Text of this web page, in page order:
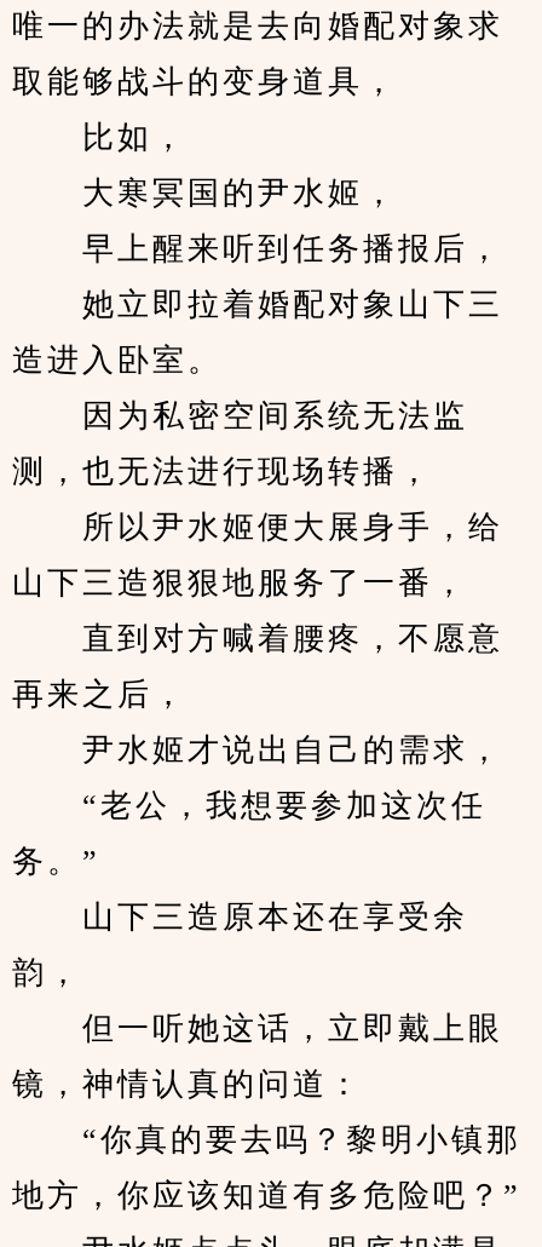
唯一的办法就是去向婚配对象求
取能够战斗的变身道具，
比如，
大寒冥国的尹水姬，
早上醒来听到任务播报后，
她立即拉着婚配对象山下三
造进入卧室。
因为私密空间系统无法监
测，也无法进行现场转播，
所以尹水姬便大展身手，给
山下三造狠狠地服务了一番，
直到对方喊着腰疼，不愿意
再来之后，
尹水姬才说出自己的需求，
“老公，我想要参加这次任
务。”
山下三造原本还在享受余
韵，
但一听她这话，立即戴上眼
镜，神情认真的问道：
“你真的要去吗？黎明小镇那
地方，你应该知道有多危险吧？”